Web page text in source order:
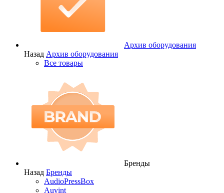
Архив оборудования
Назад Архив оборудования
Все товары
Бренды
Назад Бренды
AudioPressBox
Auvint